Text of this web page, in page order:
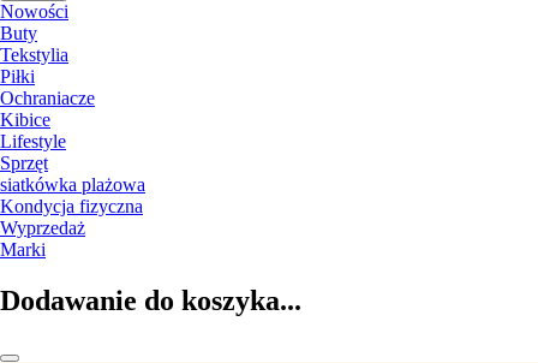
Nowości
Buty
Tekstylia
Piłki
Ochraniacze
Kibice
Lifestyle
Sprzęt
siatkówka plażowa
Kondycja fizyczna
Wyprzedaż
Marki
Dodawanie do koszyka...